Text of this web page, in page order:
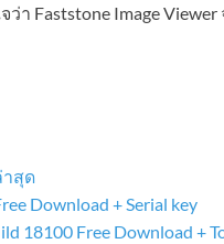
Faststone Image
าสุด
Download + Serial key
18100 Free Download +